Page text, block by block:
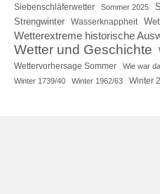
Siebenschläferwetter Sommer 2025
Strengwinter Wasserknappheit
Wetterextreme historische
Wetter und Geschichte
Wettervorhersage Sommer
Wie war
Winter 1739/40
Winter 1962/63 Winter